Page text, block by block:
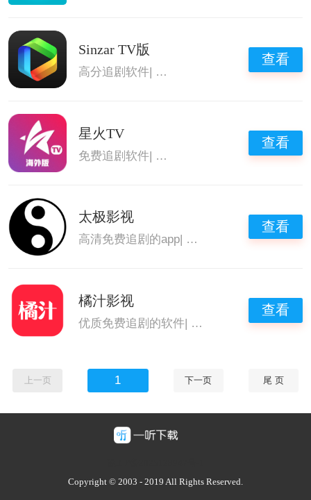
Sinzar TV版
高分追剧软件 优质免费追剧的软件|高清免
查看
星火TV
免费追剧软件| 追剧专用软件 免vip追剧软件
查看
太极影视
高清免费追剧的app 免费观看高清影视追剧
查看
橘汁影视
优质免费追剧的软件| 可以免费追剧的app|
查看
上一页 1 下一页 尾 页
Copyright © 2003 - 2019 All Rights Reserved.